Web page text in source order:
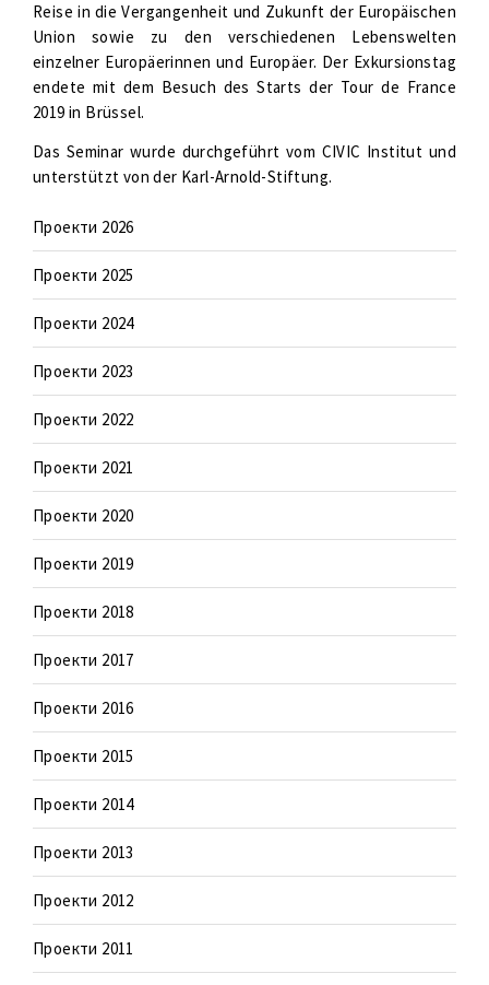
Reise in die Vergangenheit und Zukunft der Europäischen
Union sowie zu den verschiedenen Lebenswelten
einzelner Europäerinnen und Europäer. Der Exkursionstag
endete mit dem Besuch des Starts der Tour de France
2019 in Brüssel.
Das Seminar wurde durchgeführt vom CIVIC Institut und
unterstützt von der Karl-Arnold-Stiftung.
Проекти 2026
Проекти 2025
Проекти 2024
Проекти 2023
Проекти 2022
Проекти 2021
Проекти 2020
Проекти 2019
Проекти 2018
Проекти 2017
Проекти 2016
Проекти 2015
Проекти 2014
Проекти 2013
Проекти 2012
Проекти 2011